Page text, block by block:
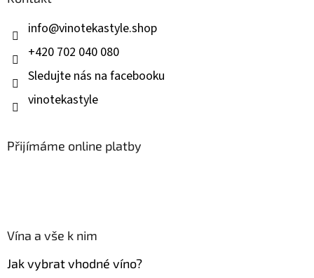
info@vinotekastyle.shop
+420 702 040 080
Sledujte nás na facebooku
vinotekastyle
Přijímáme online platby
Vína a vše k nim
Jak vybrat vhodné víno?